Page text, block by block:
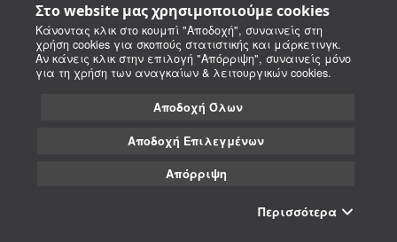
Στο website μας χρησιμοποιούμε cookies
Κάνοντας κλικ στο κουμπί "Αποδοχή", συναινείς στη
χρήση cookies για σκοπούς στατιστικής και μάρκετινγκ.
Αν κάνεις κλικ στην επιλογή "Απόρριψη", συναινείς μόνο
για τη χρήση των αναγκαίων & λειτουργικών cookies.
Αποδοχή Όλων
Αποδοχή Επιλεγμένων
Απόρριψη
Περισσότερα